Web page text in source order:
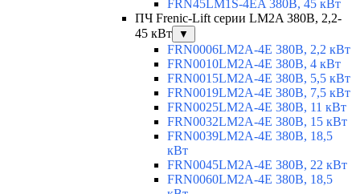
FRN45LM1S-4EA 380В, 45 кВт
ПЧ Frenic-Lift серии LM2A 380В, 2,2-
45 кВт
▼
FRN0006LM2A-4E 380В, 2,2 кВт
FRN0010LM2A-4E 380В, 4 кВт
FRN0015LM2A-4E 380В, 5,5 кВт
FRN0019LM2A-4E 380В, 7,5 кВт
FRN0025LM2A-4E 380В, 11 кВт
FRN0032LM2A-4E 380В, 15 кВт
FRN0039LM2A-4E 380В, 18,5
кВт
FRN0045LM2A-4E 380В, 22 кВт
FRN0060LM2A-4E 380В, 18,5